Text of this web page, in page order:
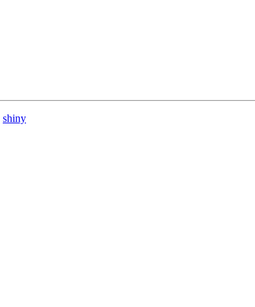
shiny